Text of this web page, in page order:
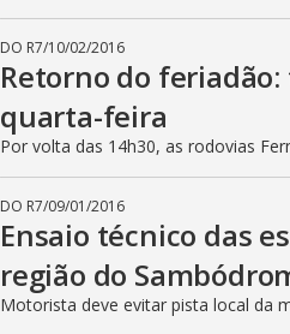
DO R7/10/02/2016
Retorno do
quarta-feira
Por volta das 14h30, as rodovias
DO R7/09/01/2016
Ensaio técnico das
região do
Motorista deve evitar pista local da